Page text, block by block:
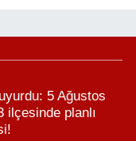
5 Ağustos
ilçesinde planlı